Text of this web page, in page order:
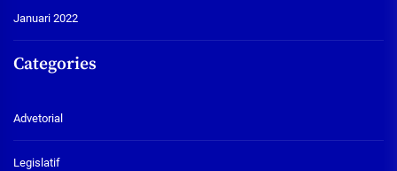
Januari 2022
Categories
Advetorial
Legislatif